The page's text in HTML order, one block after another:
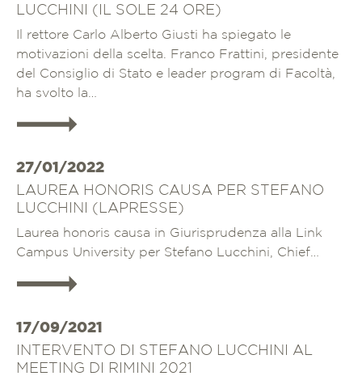
LUCCHINI (IL SOLE 24 ORE)
Il rettore Carlo Alberto Giusti ha spiegato le
motivazioni della scelta. Franco Frattini, presidente
del Consiglio di Stato e leader program di Facoltà,
ha svolto la…
Approfondisci
27/01/2022
LAUREA HONORIS CAUSA PER STEFANO
LUCCHINI (LAPRESSE)
Laurea honoris causa in Giurisprudenza alla Link
Campus University per Stefano Lucchini, Chief…
Approfondisci
17/09/2021
INTERVENTO DI STEFANO LUCCHINI AL
MEETING DI RIMINI 2021